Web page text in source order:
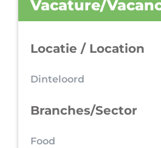
Vacature/
Locatie / Location
Dinteloord
Branches/Sector
Food